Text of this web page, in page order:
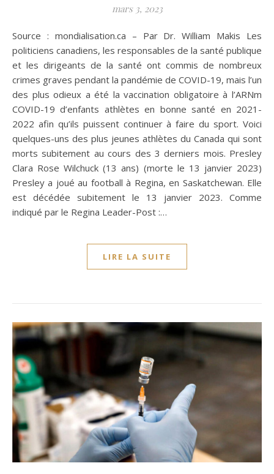
mars 3, 2023
Source : mondialisation.ca – Par Dr. William Makis Les
politiciens canadiens, les responsables de la santé publique
et les dirigeants de la santé ont commis de nombreux
crimes graves pendant la pandémie de COVID-19, mais l’un
des plus odieux a été la vaccination obligatoire à l’ARNm
COVID-19 d’enfants athlètes en bonne santé en 2021-
2022 afin qu’ils puissent continuer à faire du sport. Voici
quelques-uns des plus jeunes athlètes du Canada qui sont
morts subitement au cours des 3 derniers mois. Presley
Clara Rose Wilchuck (13 ans) (morte le 13 janvier 2023)
Presley a joué au football à Regina, en Saskatchewan. Elle
est décédée subitement le 13 janvier 2023. Comme
indiqué par le Regina Leader-Post :…
LIRE LA SUITE